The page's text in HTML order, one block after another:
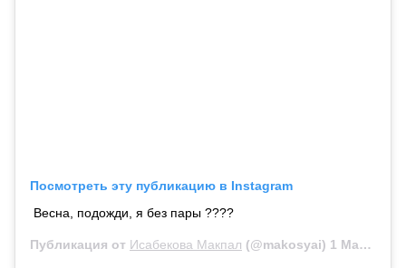
Посмотреть эту публикацию в Instagram
Весна, подожди, я без пары ????
Публикация от Исабекова Макпал (@makosyai) 1 Мар 2020 в 1:40 PST